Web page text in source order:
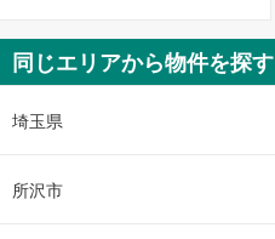
同じエリアから物件を探す
埼玉県
所沢市